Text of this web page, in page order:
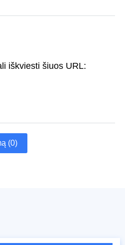
iškviesti šiuos URL:
(0)